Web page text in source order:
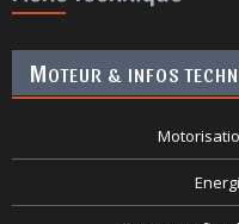
MOTEUR & INFOS